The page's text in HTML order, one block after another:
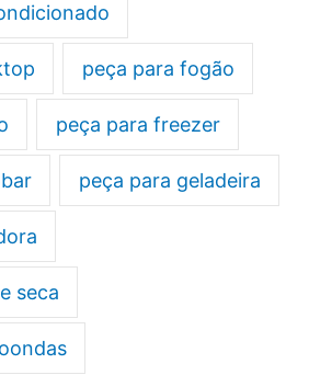
peça para fogão
peça para freezer
peça para geladeira
seca